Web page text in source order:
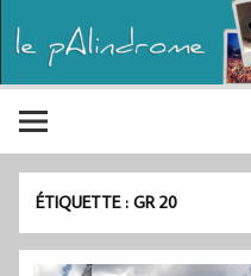
ÉTIQUETTE :GR 20